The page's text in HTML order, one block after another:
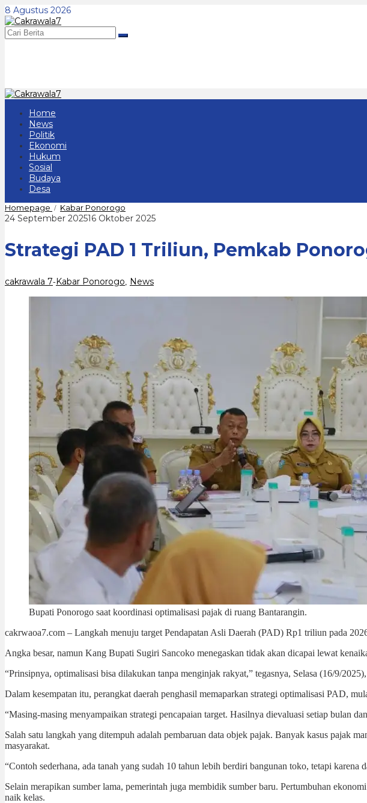
Lewati
ke
konten
8 Agustus 2026
Home
News
Politik
Ekonomi
Hukum
Sosial
Budaya
Desa
Homepage / Kabar Ponorogo
PAD
Pemkab
Ponorogo
Bebani
24 September 202516 Oktober 2025oleh
Strategi PAD 1 Triliun, Pemkab
cakrawala 7-Kabar Ponorogo News
Bupati Ponorogo saat koordinasi optimalisasi pajak di ruang Bantarangin.
cakrwaoa7.com – Langkah menuju target Pendapatan Asli Daerah (PAD) Rp1 triliun pada
Angka besar, namun Kang Bupati Sugiri Sancoko menegaskan tidak akan dicapai lewat
“Prinsipnya, optimalisasi bisa dilakukan tanpa menginjak rakyat,” tegasnya, Selasa (16/9/
Dalam kesempatan itu, perangkat daerah penghasil memaparkan strategi optimalisasi PAD,
“Masing-masing menyampaikan strategi pencapaian target. Hasilnya dievaluasi setiap bulan
Salah satu langkah yang ditempuh adalah pembaruan data objek pajak. Banyak kasus pajak
masyarakat.
“Contoh sederhana, ada tanah yang sudah 10 tahun lebih berdiri bangunan toko, tetapi
Selain merapikan sumber lama, pemerintah juga membidik sumber baru. Pertumbuhan
naik kelas.